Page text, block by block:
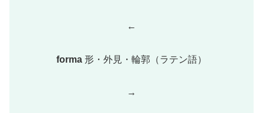
←
forma 形・外見・輪郭（ラテン語）
→